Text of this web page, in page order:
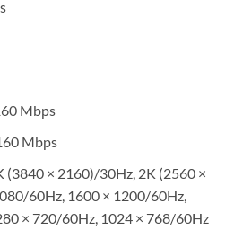
Mbps
Mbps
× 2160)/30Hz, 2K (2560 ×
60Hz, 1600 × 1200/60Hz,
× 720/60Hz, 1024 × 768/60Hz